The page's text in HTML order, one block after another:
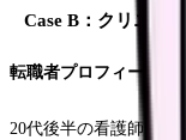
Case B：クリニッ
転職者プロフィール
20代後半の看護師Bさ